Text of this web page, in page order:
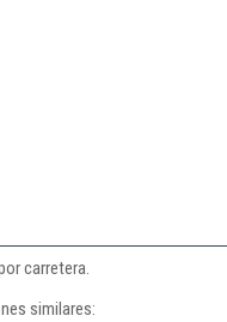
carretera.
similares: